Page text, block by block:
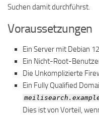
Suchen damit durchführst.
Voraussetzungen
Ein Server mit Debian
Ein Nicht-Root-
Die Unkomplizierte
Ein Fully Qualified
Dies ist von Vorteil,